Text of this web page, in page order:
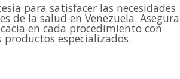
para satisfacer las necesidades
de la salud en Venezuela. Asegura
en cada procedimiento con
productos especializados.